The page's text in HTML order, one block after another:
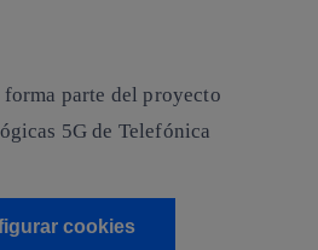
parte del proyecto
5G de Telefónica
cookies